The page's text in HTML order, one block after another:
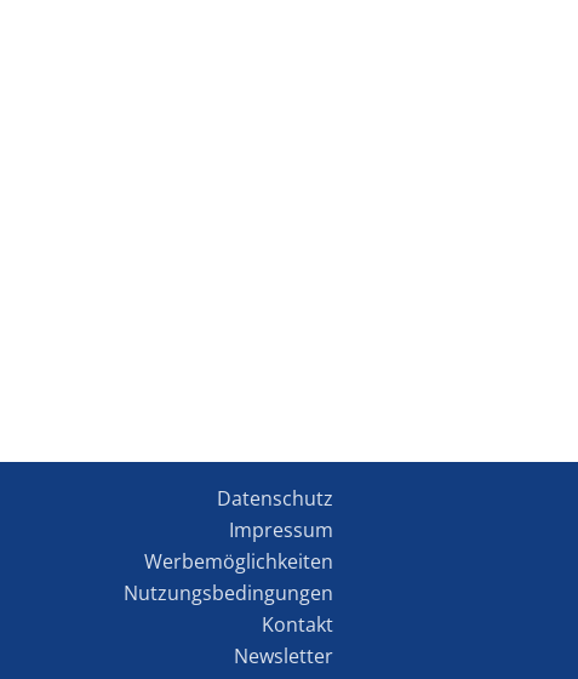
Datenschutz
Impressum
Werbemöglichkeiten
Nutzungsbedingungen
Kontakt
Newsletter